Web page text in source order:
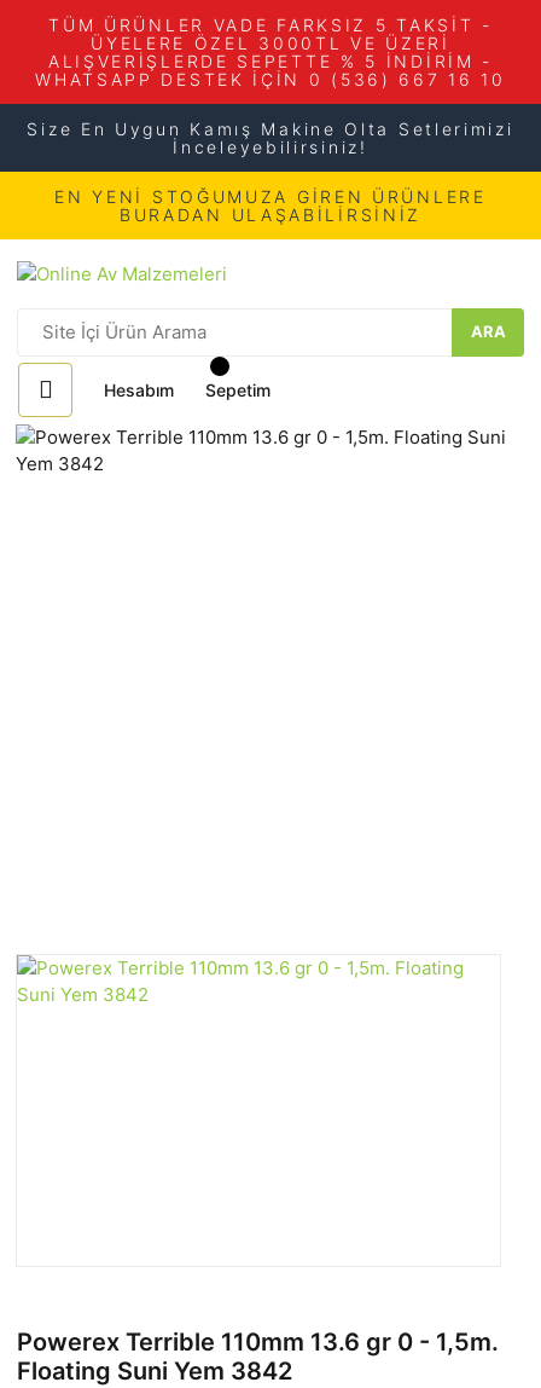
TÜM ÜRÜNLER VADE FARKSIZ 5 TAKSİT -
ÜYELERE ÖZEL 3000TL VE ÜZERİ
ALIŞVERİŞLERDE SEPETTE % 5 İNDİRİM -
WHATSAPP DESTEK İÇİN 0 (536) 667 16 10
Size En Uygun Kamış Makine Olta Setlerimizi
İnceleyebilirsiniz!
EN YENİ STOĞUMUZA GİREN ÜRÜNLERE
BURADAN ULAŞABİLİRSİNİZ
ARA
Hesabım Sepetim
Powerex Terrible 110mm 13.6 gr 0 - 1,5m.
Floating Suni Yem 3842